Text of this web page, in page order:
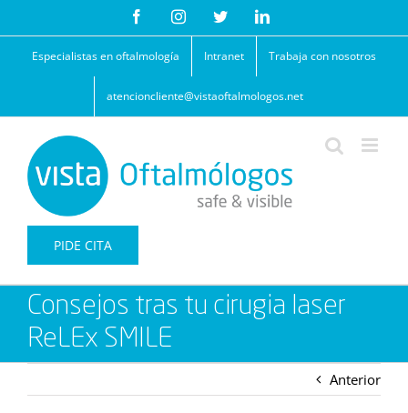
contenido
FacebookInstagramTwitterLinkedIn
Especialistas en oftalmología Intranet Trabaja con nosotros
atencioncliente@vistaoftalmologos.net
PIDE CITA
Consejos tras tu cirugia laser
ReLEx SMILE
Anterior